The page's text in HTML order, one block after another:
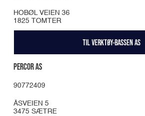
HOBØL VEIEN 36
1825 TOMTER
TIL VERKTØY-BASSEN AS
PERCOR AS
90772409
ÅSVEIEN 5
3475 SÆTRE